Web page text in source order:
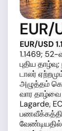
EUR/
EUR/USD
1.1469; 52-
புதிய
டாலர்
அழுத்தம்
வார தாழ்வை
Lagarde,